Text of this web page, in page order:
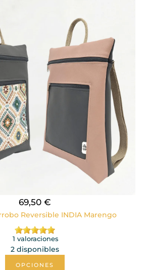
69,50 €
Reversible INDIA Marengo
1 valoraciones
2 disponibles
OPCIONES